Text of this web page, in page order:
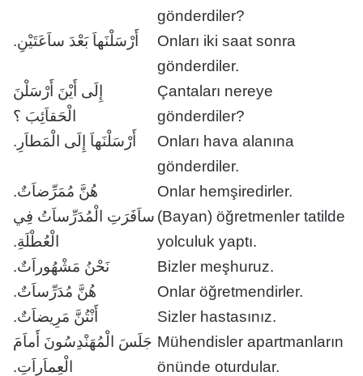
gönderdiler?
أَرْسَلْنَهاَ بَعْدَ ساَعَتَيْنِ.
Onları iki saat sonra
gönderdiler.
إِلَى أَيْنَ أَرْسَلْنَ
الْحَقاَئِبَ ؟
Çantaları nereye
gönderdiler?
أَرْسَلْنَهاَ إِلَى الْمَطاَرِ.
Onları hava alanına
gönderdiler.
هُنَّ مُمَرِّضاَتٌ.
Onlar hemşiredirler.
ساَفَرَتِ الْمُدَرِّساَتُ فِي
الْعُطْلَةِ.
(Bayan) öğretmenler tatilde
yolculuk yaptı.
نَحْنُ مَشْهُوراَتٌ.
Bizler meşhuruz.
هُنَّ مُدَرِّساَتٌ.
Onlar öğretmendirler.
أَنْتُنَّ مَرِيضاَتٌ.
Sizler hastasınız.
جَلَسَ الْمُهَنْدِسُونَ أَماَمَ
الْعِماَراَتِ.
Mühendisler apartmanların
önünde oturdular.